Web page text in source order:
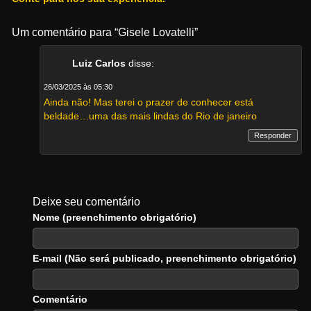
Um comentário para “Gisele Lovatelli”
Luiz Carlos disse:
26/03/2025 às 05:30
Ainda não! Mas terei o prazer de conhecer está
beldade…uma das mais lindas do Rio de janeiro
Responder
Deixe seu comentário
Nome (preenchimento obrigatório)
E-mail (Não será publicado, preenchimento obrigatório)
Comentário